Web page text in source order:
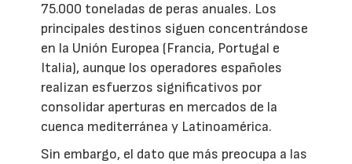
75.000 toneladas de peras anuales. Los
principales destinos siguen concentrándose
en la Unión Europea (Francia, Portugal e
Italia), aunque los operadores españoles
realizan esfuerzos significativos por
consolidar aperturas en mercados de la
cuenca mediterránea y Latinoamérica.
Sin embargo, el dato que más preocupa a las